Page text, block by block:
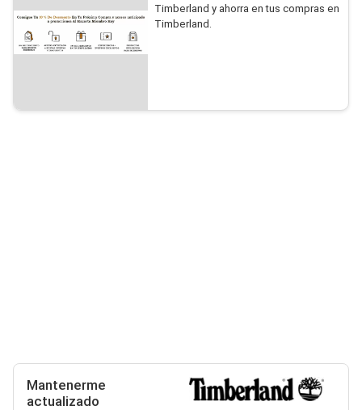
Timberland y ahorra en tus compras en
Timberland.
Mantenerme
actualizado